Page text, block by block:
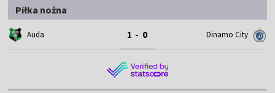
Piłka nożna
Auda 1 - 0 Dinamo City